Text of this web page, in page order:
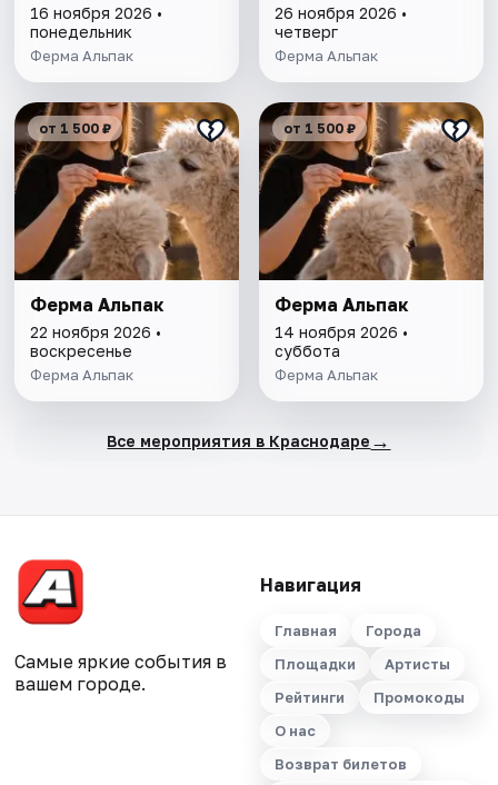
16 ноября 2026 •
понедельник
Ферма Альпак
26 ноября 2026 •
четверг
Ферма Альпак
от 1 500 ₽
Ферма Альпак
22 ноября 2026 •
воскресенье
Ферма Альпак
от 1 500 ₽
Ферма Альпак
14 ноября 2026 •
суббота
Ферма Альпак
Все мероприятия в Краснодаре →
Самые яркие события в
вашем городе.
Навигация
Главная
Города
Площадки
Артисты
Рейтинги
Промокоды
О нас
Возврат билетов